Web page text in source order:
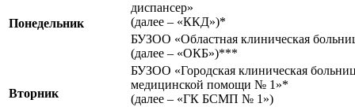
Понедельник
диспансер»
(далее – «ККД»)*
БУЗОО «Областная клиническая
(далее – «ОКБ»)***
Вторник
БУЗОО «Городская клиническая
медицинской помощи № 1»*
(далее – «ГК БСМП № 1»)